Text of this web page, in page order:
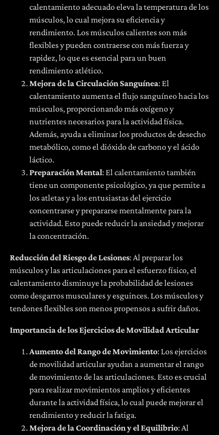
calentamiento adecuado eleva la temperatura de los
músculos, lo cual mejora su eficiencia y
rendimiento. Los músculos calientes son más
flexibles y pueden contraerse con más fuerza y
rapidez, lo que es esencial para un buen
rendimiento atlético.
Mejora de la Circulación Sanguínea: El
calentamiento aumenta el flujo sanguíneo hacia los
músculos, proporcionando más oxígeno y
nutrientes necesarios para la actividad física.
Además, ayuda a eliminar los productos de desecho
metabólico, como el dióxido de carbono y el ácido
láctico.
Preparación Mental: El calentamiento también
tiene un componente psicológico, ya que permite a
los atletas y a los entusiastas del ejercicio
concentrarse y prepararse mentalmente para la
actividad. Esto puede reducir la ansiedad y mejorar
la concentración.
Reducción del Riesgo de Lesiones: Al preparar los
músculos y las articulaciones para el esfuerzo físico, el
calentamiento disminuye la probabilidad de lesiones
como desgarros musculares y esguinces. Los músculos y
tendones flexibles son menos propensos a sufrir daños.
Importancia de los Ejercicios de Movilidad Articular
Aumento del Rango de Movimiento: Los ejercicios
de movilidad articular ayudan a aumentar el rango
de movimiento de las articulaciones. Esto es crucial
para realizar movimientos amplios y eficientes
durante la actividad física, lo cual puede mejorar el
rendimiento y reducir la fatiga.
Mejora de la Coordinación y el Equilibrio: Al